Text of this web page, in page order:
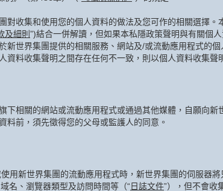
對收集和使用您的個人資料的做法及您可作的相關選擇
及細則 ”)結合一併解讀，但如果本私隱政策聲明與有關個
新世界集團提供的相關服務、網站及/或流動應用程式的個
資料收集聲明之間存在任何不一致，則以個人資料收集聲
下相關的網站或流動應用程式或通過其他媒體，自願向
料前，須先徵得您的父母或監護人的同意。
用新世界集團的流動應用程式時，新世界集團的伺服器
名、瀏覽器類型及訪問時間等（“ 日誌文件”），但不會收